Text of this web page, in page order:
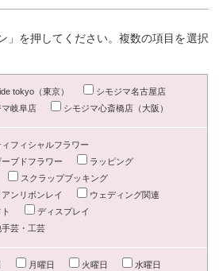
」を押してください。複数の項目を選択
tokyo（東京）
シモジマ名古屋店
マ岐阜店
シモジマ心斎橋店（大阪）
ィフィシャルフラワー
ーブドフラワー
ラッピング
スクラップブッキング
ンリボンレイ
ウェディング関連
ディスプレイ
手芸・工芸
月曜日 火曜日
水曜日